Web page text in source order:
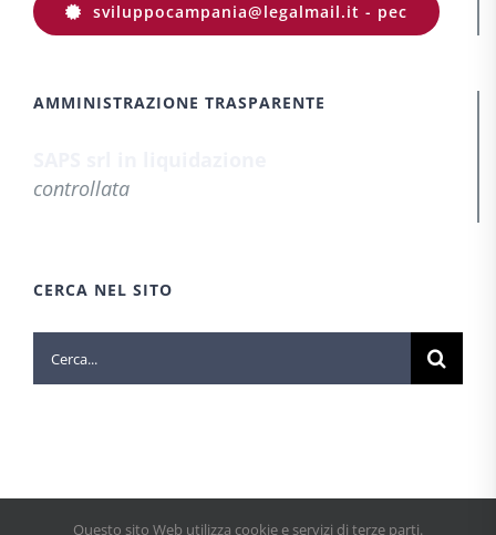
sviluppocampania@legalmail.it - pec
AMMINISTRAZIONE TRASPARENTE
controllata
CERCA NEL SITO
Questo sito Web utilizza cookie e servizi di terze parti.